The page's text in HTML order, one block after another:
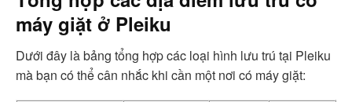
máy giặt ở Pleiku
Dưới đây là bảng tổng hợp các loại hình lưu trú tại Pleiku
mà bạn có thể cân nhắc khi cần một nơi có máy giặt: